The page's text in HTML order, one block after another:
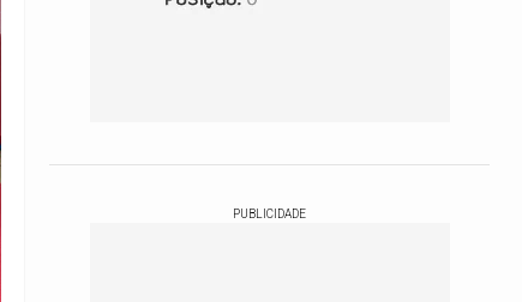
PUBLICIDADE